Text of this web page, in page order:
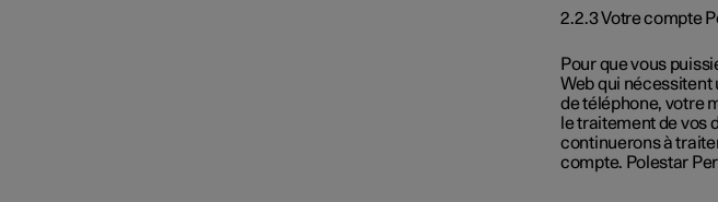
2.2.3 Votre compte
Pour que vous
Web qui nécessitent
de téléphone, votre
le traitement de vos
continuerons à
compte. Polestar